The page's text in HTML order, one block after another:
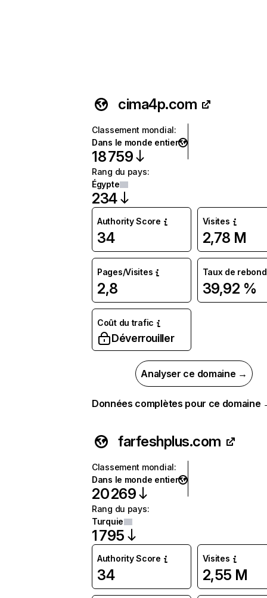
cima4p.com
Classement mondial:
Dans le monde entier
18 759
Rang du pays:
Égypte
234
Authority Score
34
Visites
2,78 M
Pages/Visites
2,8
Taux de rebond
39,92 %
Coût du trafic
Déverrouiller
Analyser ce domaine →
Données complètes pour ce domaine
farfeshplus.com
Classement mondial:
Dans le monde entier
20 269
Rang du pays:
Turquie
1 795
Authority Score
34
Visites
2,55 M